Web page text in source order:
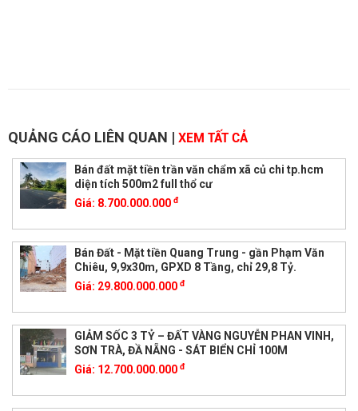
QUẢNG CÁO LIÊN QUAN | XEM TẤT CẢ
Bán đất mặt tiền trần văn chẩm xã củ chi tp.hcm
diện tích 500m2 full thổ cư
Giá: 8.700.000.000 đ
Bán Đất - Mặt tiền Quang Trung - gần Phạm Văn
Chiêu, 9,9x30m, GPXD 8 Tầng, chỉ 29,8 Tỷ.
Giá: 29.800.000.000 đ
GIẢM SỐC 3 TỶ – ĐẤT VÀNG NGUYỄN PHAN VINH,
SƠN TRÀ, ĐẦ NẴNG - SÁT BIỂN CHỈ 100M
Giá: 12.700.000.000 đ